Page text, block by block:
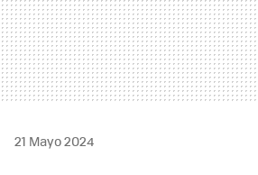
21 Mayo 2024